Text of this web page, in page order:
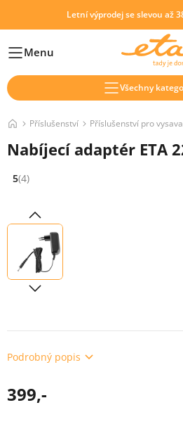
Letní výprodej se slevou až
HlavníMenu
Všechny
Příslušenství Příslušenství pro
Nabíjecí adaptér ETA
Hodnocení: 5 z 5 (4 recenzí)
5(4)
Podrobný popis
399,-